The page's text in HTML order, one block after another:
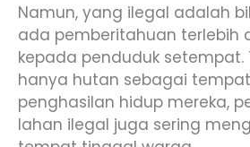
Namun, yang ilegal adalah
ada pemberitahuan terlebih
kepada penduduk setempat.
hanya hutan sebagai tempat
penghasilan hidup mereka,
lahan ilegal juga sering